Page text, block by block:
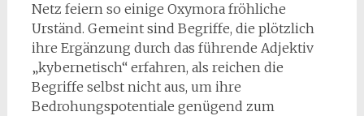
Netz feiern so einige Oxymora fröhliche
Urständ. Gemeint sind Begriffe, die plötzlich
ihre Ergänzung durch das führende Adjektiv
„kybernetisch“ erfahren, als reichen die
Begriffe selbst nicht aus, um ihre
Bedrohungspotentiale genügend zum